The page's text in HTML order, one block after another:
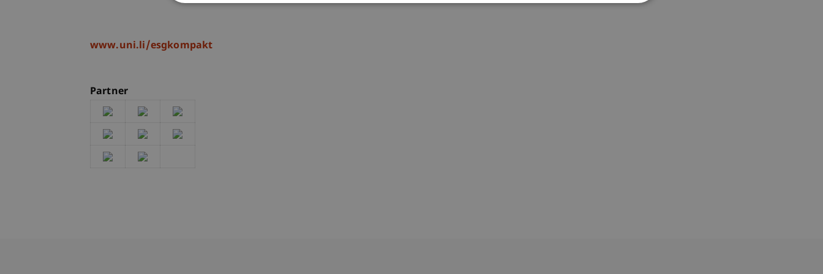
www.uni.li/esgkompakt
Partner